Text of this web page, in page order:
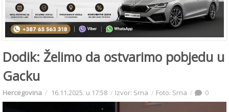
Dodik: Želimo da ostvarimo pobjedu u
Gacku
Hercegovina 16.11.2025. u 17:58 Izvor: Srna Foto: Srna 0